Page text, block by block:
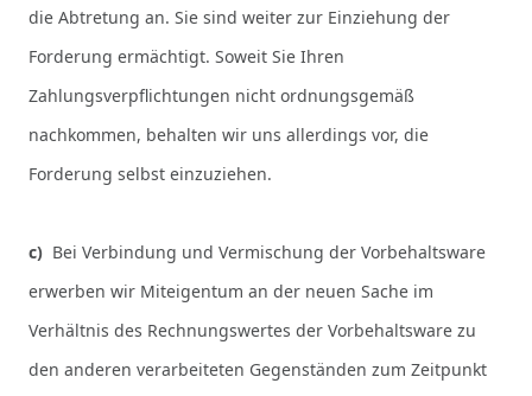
die Abtretung an. Sie sind weiter zur Einziehung der
Forderung ermächtigt. Soweit Sie Ihren
Zahlungsverpflichtungen nicht ordnungsgemäß
nachkommen, behalten wir uns allerdings vor, die
Forderung selbst einzuziehen.
c) Bei Verbindung und Vermischung der Vorbehaltsware
erwerben wir Miteigentum an der neuen Sache im
Verhältnis des Rechnungswertes der Vorbehaltsware zu
den anderen verarbeiteten Gegenständen zum Zeitpunkt